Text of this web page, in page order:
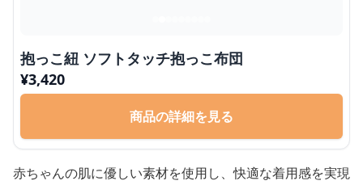
抱っこ紐 ソフトタッチ抱っこ布団
¥3,420
商品の詳細を見る
赤ちゃんの肌に優しい素材を使用し、快適な着用感を実現